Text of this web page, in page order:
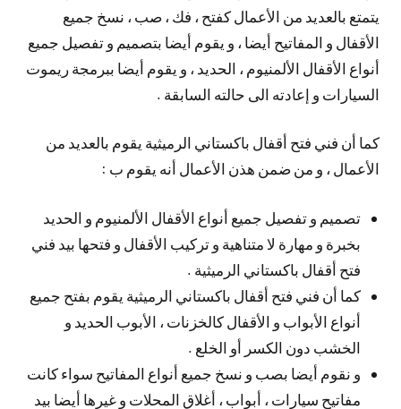
يتمتع بالعديد من الأعمال كفتح ، فك ، صب ، نسخ جميع
الأقفال و المفاتيح أيضا ، و يقوم أيضا بتصميم و تفصيل جميع
أنواع الأقفال الألمنيوم ، الحديد ، و يقوم أيضا ببرمجة ريموت
السيارات و إعادته الى حالته السابقة .
كما أن فني فتح أقفال باكستاني الرميثية يقوم بالعديد من
الأعمال ، و من ضمن هذن الأعمال أنه يقوم ب :
تصميم و تفصيل جميع أنواع الأقفال الألمنيوم و الحديد
بخبرة و مهارة لا متناهية و تركيب الأقفال و فتحها بيد فني
فتح أقفال باكستاني الرميثية .
كما أن فني فتح أقفال باكستاني الرميثية يقوم بفتح جميع
أنواع الأبواب و الأقفال كالخزنات ، الأبوب الحديد و
الخشب دون الكسر أو الخلع .
و نقوم أيضا بصب و نسخ جميع أنواع المفاتيح سواء كانت
مفاتيح سيارات ، أبواب ، أغلاق المحلات و غيرها أيضا بيد